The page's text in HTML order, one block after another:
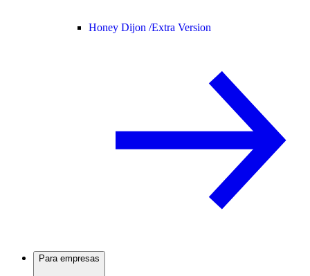
Honey Dijon /Extra Version
Para empresas